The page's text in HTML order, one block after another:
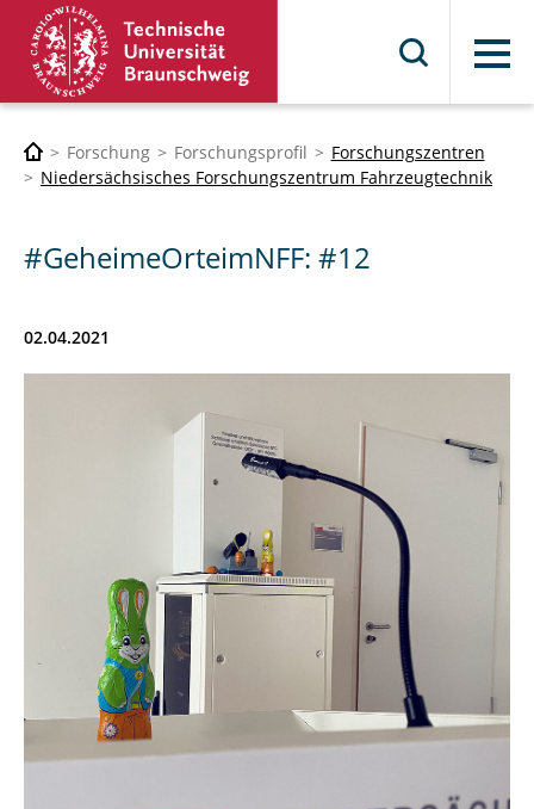
Menü
Forschung Forschungsprofil
Forschungszentren
Niedersächsisches Forschungszentrum Fahrzeugtechnik
#GeheimeOrteimNFF: #12
02.04.2021